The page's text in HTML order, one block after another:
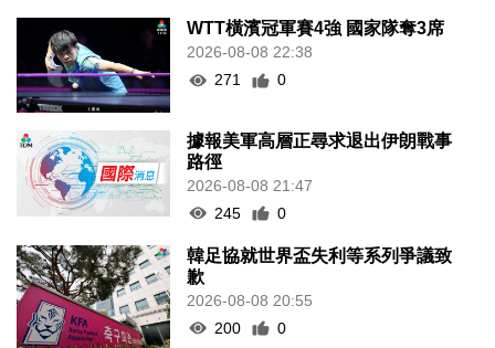
WTT橫濱冠軍賽4強 國家隊奪3席
2026-08-08 22:38
271
0
據報美軍高層正尋求退出伊朗戰事
路徑
2026-08-08 21:47
245
0
韓足協就世界盃失利等系列爭議致
歉
2026-08-08 20:55
200
0